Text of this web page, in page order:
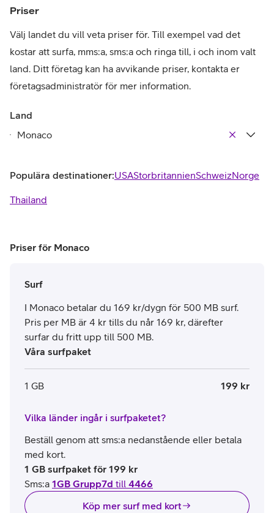
Priser
Välj landet du vill veta priser för. Till exempel vad det
kostar att surfa, mms:a, sms:a och ringa till, i och inom valt
land. Ditt företag kan ha avvikande priser, kontakta er
företagsadministratör för mer information.
Land
Populära destinationer:USAStorbritannienSchweizNorge
Thailand
Priser för Monaco
Surf
I Monaco betalar du 169 kr/dygn för 500 MB surf.
Pris per MB är 4 kr tills du når 169 kr, därefter
surfar du fritt upp till 500 MB.
Våra surfpaket
1 GB 199 kr
Vilka länder ingår i surfpaketet?
Beställ genom att sms:a nedanstående eller betala
med kort.
1 GB surfpaket för 199 kr
Sms:a 1GB Grupp7d till 4466
Köp mer surf med kort